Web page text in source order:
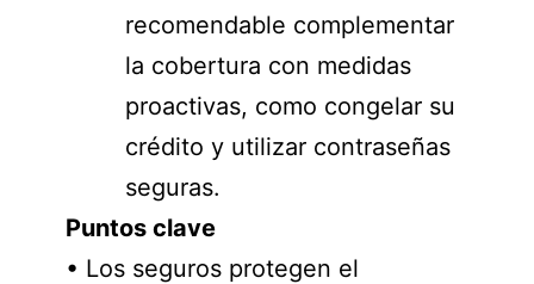
recomendable complementar
la cobertura con medidas
proactivas, como congelar su
crédito y utilizar contraseñas
seguras.
Puntos clave
• Los seguros protegen el